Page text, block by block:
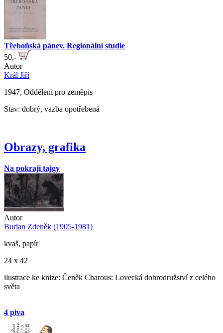
Třeboňská pánev. Regionální studie
50,-
Autor
Král Jiří
1947, Oddělení pro zeměpis
Stav: dobrý, vazba opotřebená
Obrazy, grafika
Na pokraji tajgy
Autor
Burian Zdeněk (1905-1981)
kvaš, papír
24 x 42
ilustrace ke knize: Čeněk Charous: Lovecká dobrodružství z celého
světa
4 piva